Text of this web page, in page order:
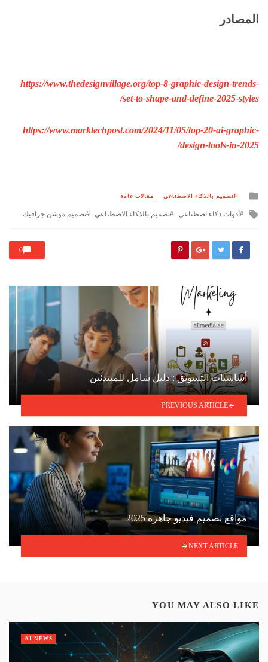
المصادر
https://www.thedesignvillage.org/top-8-graphic-design-trends-
set-to-shape-and-define-2025-styles/
https://www.marktechpost.com/2024/11/05/top-20-ai-graphic-
design-tools-in-2025/
Posted
التصميم بالذكاء الاصطناعي مقالات عامة
Tagged
أدوات ذكاء اصطناعي تصميم بالذكاء الاصطناعي تصميم موشن جرافيك
0
أساسيات التسويق : دليل شامل للمبتدئين
PREVIOUS ARTICLE
مواقع تصميم فيديو جاهزة 2025
NEXT ARTICLE
YOU MAY ALSO LIKE
AI NEWS